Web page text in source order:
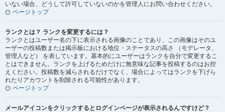
いない場合、どうして許可していないのかを管理人にお問い合わせください。
ページトップ
ランクとは？ ランクを変更するには？
ランクとはユーザー名の下に表示される画像のことであり、この画像はそのユ
ーザーの投稿数または掲示板における地位・ステータスの高さ （モデレータ、
管理人など） を表しています。基本的にユーザーはランクを自分で変更するこ
とはできません。ランクを上げるためだけに無意味な記事を投稿するのはお控
えください。投稿数を減らされるだけでなく、場合によってはランクを下げら
れたりアカウントを削除される可能性があります。
ページトップ
メールアイコンをクリックするとログインページが表示されるんですけど？